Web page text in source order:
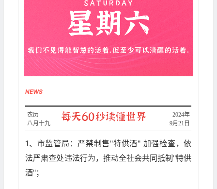
NEWS
2024年
9月21日
农历
八月十九
1、市监管局：严禁制售"特供酒" 加强检查，依
法严肃查处违法行为，推动全社会共同抵制"特供
酒"；